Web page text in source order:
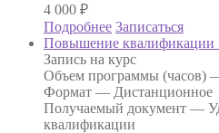
4 000 ₽
Подробнее Записаться
Повышение квалификации
Запись на курс
Объем программы (часов)
Формат — Дистанционное
Получаемый документ —
квалификации